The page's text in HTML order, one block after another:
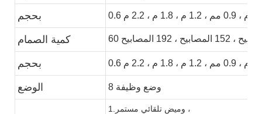
0.6 م ، 0.9 مم ، 1.2 م ، 1.8 م ، 2.2 م
كمية الصمام
بحجم 0.6 م ، 0.9 مم ، 1.2 م ، 1.8 م ، 2.2 م
الوضع 8 وضع وظيفة
1.وميض تلقائي مستمر ،